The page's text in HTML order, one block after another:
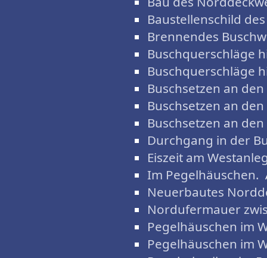
Baustellenschild
Brennendes
Buschquerschläge
Buschquerschläge
Buschsetzen an
Buschsetzen an
Buschsetzen an
Durchgang in der
Eiszeit am
Im Pegelhäuschen.
Neuerbautes
Nordufermauer
Pegelhäuschen im
Pegelhäuschen im